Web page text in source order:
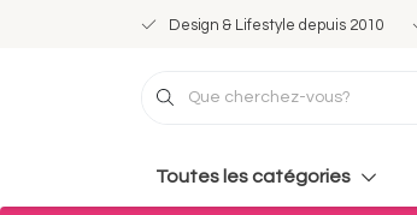
Design & Lifestyle depuis 2010
Toutes les catégories